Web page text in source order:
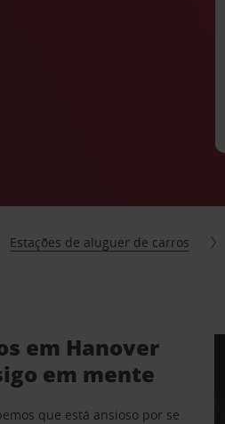
Estações de aluguer de carros
em Hanover
em mente
que está ansioso por se